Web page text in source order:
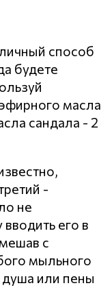
способ
будете
масла
сандала - 2
-
не
его в
с
мыльного
душа или пены